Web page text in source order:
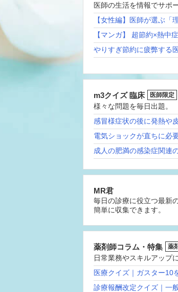
医師の生活を情報でサポー
【女性編】医師が選ぶ「
【マンガ】 超節約×熱中
やりすぎ節約に疲弊する
m3クイズ 臨床 医師限定
様々な問題を毎日出題。
感冒様症状の後に発熱や
電気ショックが直ちに必
成人の肥満の感染症関連
MR君
毎日の診療に役立つ最新
簡単に収集できます。
薬剤師コラム・特集 薬
日常業務やスキルアップ
医療クイズ｜ガスター10
診療報酬改定クイズ｜一